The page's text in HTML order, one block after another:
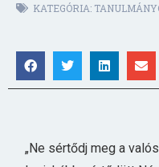
KATEGÓRIA:
„Ne sértődj meg a